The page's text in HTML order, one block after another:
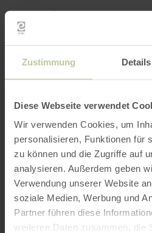
Zustimmung Details
Diese Webseite verwendet
Wir verwenden Cookies, um
personalisieren, Funktionen für
zu können und die Zugriffe auf
analysieren. Außerdem geben
Verwendung unserer Website
soziale Medien, Werbung und
Partner führen diese
weiteren Daten zusammen, die
Retour
page
L'offre de loisirs listée ci-
par le prestataire
RurseeZeit est seul